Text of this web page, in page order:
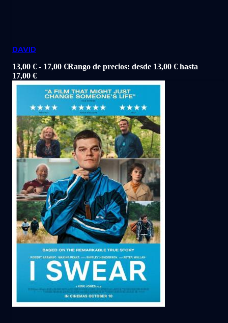
DAVID
13,00 € - 17,00 €Rango de precios: desde 13,00 € hasta
17,00 €